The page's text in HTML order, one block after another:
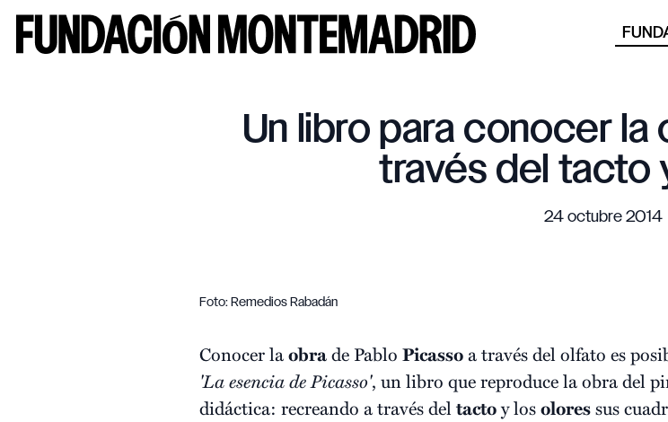
Un libro para conocer la
través del tacto
24 octubre 2014
Foto: Remedios Rabadán
Conocer laobrade Pablo Picassoa través del olfato es
'La esencia de Picasso', un libro que reproduce la obra del
didáctica: recreando a través deltactoy losoloressus